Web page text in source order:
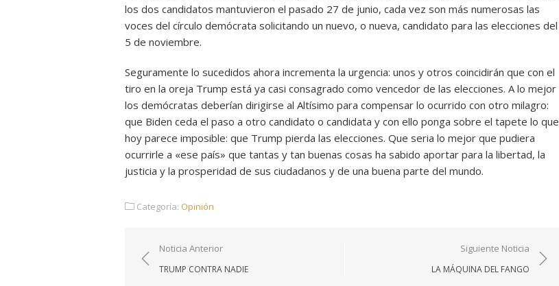
los dos candidatos mantuvieron el pasado 27 de junio, cada vez son más numerosas las
voces del círculo demócrata solicitando un nuevo, o nueva, candidato para las elecciones del
5 de noviembre.
Seguramente lo sucedidos ahora incrementa la urgencia: unos y otros coincidirán que con el
tiro en la oreja Trump está ya casi consagrado como vencedor de las elecciones. A lo mejor
los demócratas deberían dirigirse al Altísimo para compensar lo ocurrido con otro milagro:
que Biden ceda el paso a otro candidato o candidata y con ello ponga sobre el tapete lo que
hoy parece imposible: que Trump pierda las elecciones. Que seria lo mejor que pudiera
ocurrirle a «ese país» que tantas y tan buenas cosas ha sabido aportar para la libertad, la
justicia y la prosperidad de sus ciudadanos y de una buena parte del mundo.
Categoría: Opinión
Navegación
de
Noticia Anterior
TRUMP CONTRA NADIE
Siguiente Noticia
LA MÁQUINA DEL FANGO